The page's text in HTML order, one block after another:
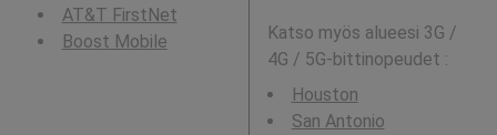
AT&T FirstNet
Boost Mobile
Katso myös alueesi 3G /
4G / 5G-bittinopeudet :
Houston
San Antonio